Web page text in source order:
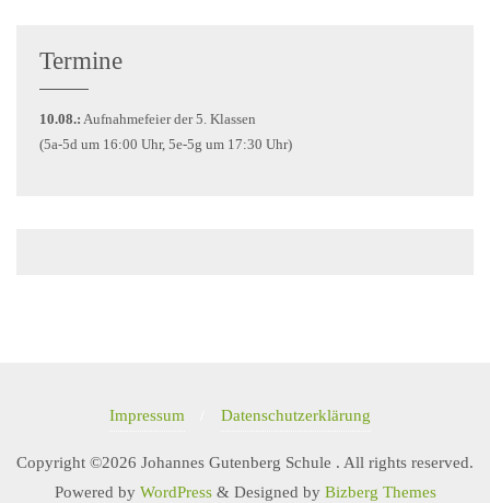
Termine
10.08.: Aufnahmefeier der 5. Klassen
(5a-5d um 16:00 Uhr, 5e-5g um 17:30 Uhr)
Impressum Datenschutzerklärung
Copyright ©2026 Johannes Gutenberg Schule . All rights reserved.
Powered by WordPress & Designed by Bizberg Themes